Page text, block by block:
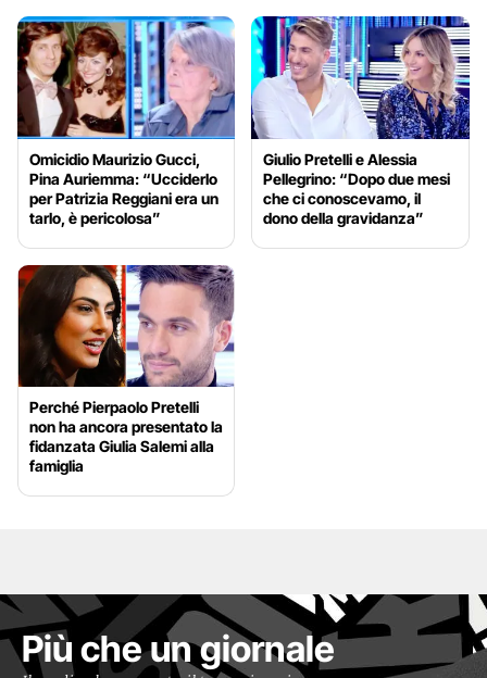
Omicidio Maurizio Gucci,
Pina Auriemma: “Ucciderlo
per Patrizia Reggiani era un
tarlo, è pericolosa”
Giulio Pretelli e Alessia
Pellegrino: “Dopo due mesi
che ci conoscevamo, il
dono della gravidanza”
Perché Pierpaolo Pretelli
non ha ancora presentato la
fidanzata Giulia Salemi alla
famiglia
Più che un giornale